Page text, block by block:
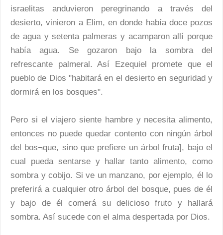
israelitas anduvieron peregrinando a través del
desierto, vinieron a Elim, en donde había doce pozos
de agua y setenta palmeras y acamparon allí porque
había agua. Se gozaron bajo la sombra del
refrescante palmeral. Así Ezequiel promete que el
pueblo de Dios "habitará en el desierto en seguridad y
dormirá en los bosques".
Pero si el viajero siente hambre y necesita alimento,
entonces no puede quedar contento con ningún árbol
del bos¬que, sino que prefiere un árbol fruta], bajo el
cual pueda sentarse y hallar tanto alimento, como
sombra y cobijo. Si ve un manzano, por ejemplo, él lo
preferirá a cualquier otro árbol del bosque, pues de él
y bajo de él comerá su delicioso fruto y hallará
sombra. Así sucede con el alma despertada por Dios.